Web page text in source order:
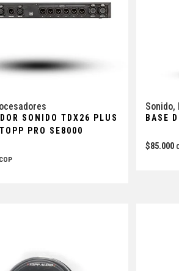
SONIDO TDX26 PLUS
PRO SE8000
COP
Sonido,
BASE
$85.000